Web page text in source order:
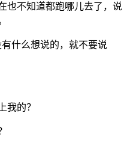
也不知道都跑哪儿去了，说
什么想说的，就不要说
我的？